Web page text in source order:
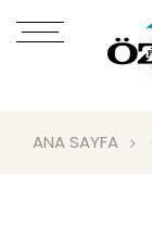
ANA SAYFA